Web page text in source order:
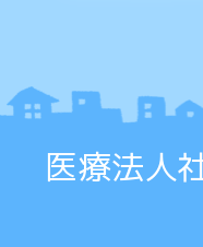
医療法人